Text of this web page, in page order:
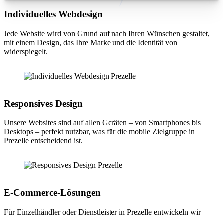
Individuelles Webdesign
Jede Website wird von Grund auf nach Ihren Wünschen gestaltet,
mit einem Design, das Ihre Marke und die Identität von
widerspiegelt.
Responsives Design
Unsere Websites sind auf allen Geräten – von Smartphones bis
Desktops – perfekt nutzbar, was für die mobile Zielgruppe in
Prezelle entscheidend ist.
E-Commerce-Lösungen
Für Einzelhändler oder Dienstleister in Prezelle entwickeln wir